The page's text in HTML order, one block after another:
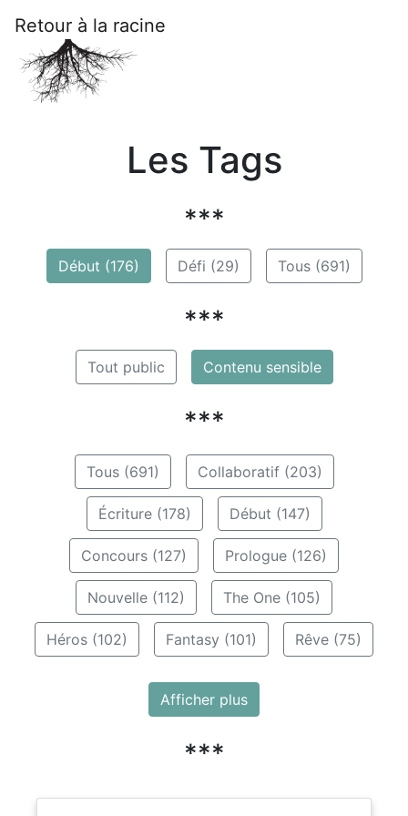
Retour à la racine
Les Tags
***
Début (176) Défi (29) Tous (691)
***
Tout public Contenu sensible
***
Tous (691) Collaboratif (203)
Écriture (178) Début (147)
Concours (127) Prologue (126)
Nouvelle (112) The One (105)
Héros (102) Fantasy (101) Rêve (75)
Afficher plus
***